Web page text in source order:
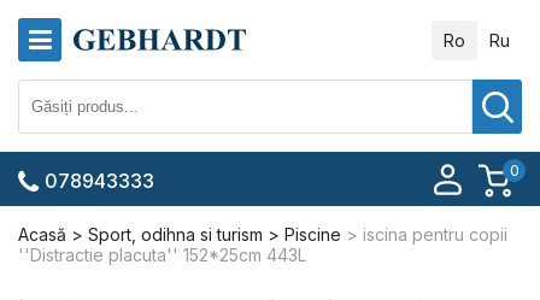
Ro Ru
0
078943333
Acasă Sport, odihna si turism Piscine
iscina pentru copii
''Distractie placuta'' 152*25cm 443L